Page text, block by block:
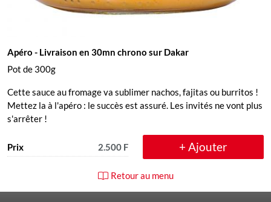
Apéro - Livraison en 30mn chrono sur Dakar
Pot de 300g
Cette sauce au fromage va sublimer nachos, fajitas ou burritos !
Mettez la à l'apéro : le succès est assuré. Les invités ne vont plus
s'arrêter !
Prix 2.500 F + Ajouter
Retour au menu